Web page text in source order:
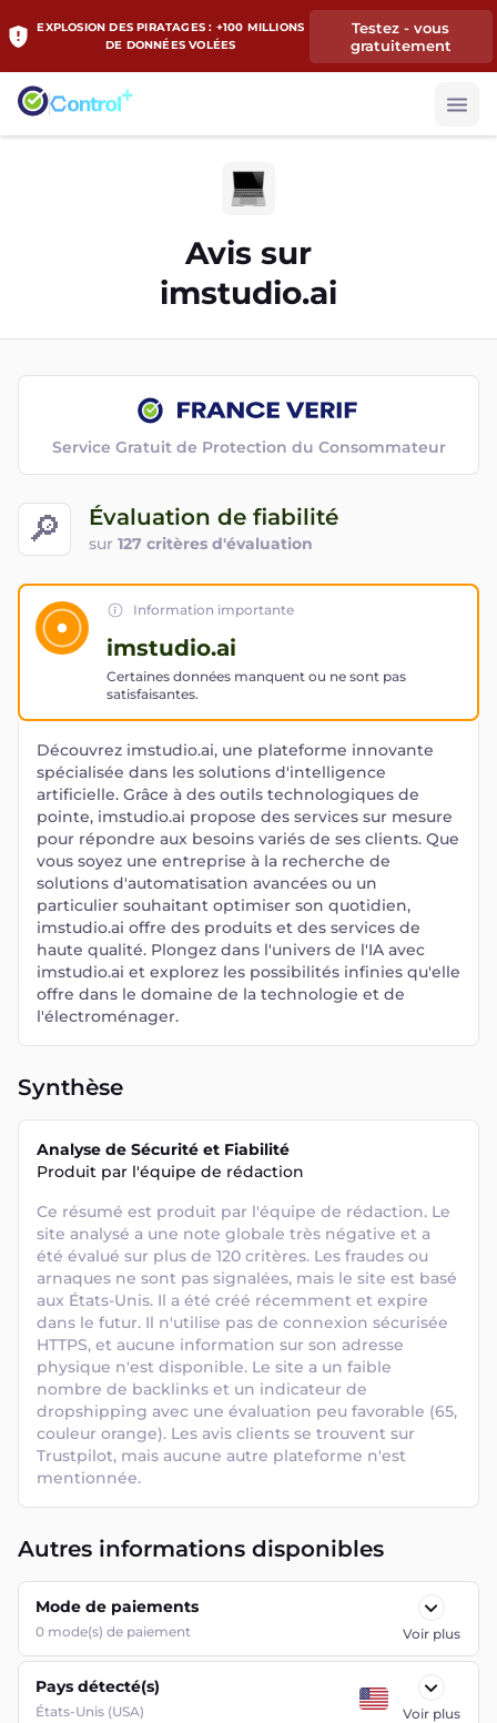
EXPLOSION DES PIRATAGES : +100 MILLIONS
DE DONNÉES VOLÉES
Testez - vous
gratuitement
Avis sur
imstudio.ai
🔎 Évaluation de fiabilité
sur 127 critères d'évaluation
Service Gratuit de Protection du Consommateur
Information importante
imstudio.ai
Certaines données manquent ou ne sont pas
satisfaisantes.
Découvrez imstudio.ai, une plateforme innovante
spécialisée dans les solutions d'intelligence
artificielle. Grâce à des outils technologiques de
pointe, imstudio.ai propose des services sur mesure
pour répondre aux besoins variés de ses clients. Que
vous soyez une entreprise à la recherche de
solutions d'automatisation avancées ou un
particulier souhaitant optimiser son quotidien,
imstudio.ai offre des produits et des services de
haute qualité. Plongez dans l'univers de l'IA avec
imstudio.ai et explorez les possibilités infinies qu'elle
offre dans le domaine de la technologie et de
l'électroménager.
Synthèse
Analyse de Sécurité et Fiabilité
Produit par l'équipe de rédaction
Ce résumé est produit par l'équipe de rédaction. Le
site analysé a une note globale très négative et a
été évalué sur plus de 120 critères. Les fraudes ou
arnaques ne sont pas signalées, mais le site est basé
aux États-Unis. Il a été créé récemment et expire
dans le futur. Il n'utilise pas de connexion sécurisée
HTTPS, et aucune information sur son adresse
physique n'est disponible. Le site a un faible
nombre de backlinks et un indicateur de
dropshipping avec une évaluation peu favorable (65,
couleur orange). Les avis clients se trouvent sur
Trustpilot, mais aucune autre plateforme n'est
mentionnée.
Autres informations disponibles
Mode de paiements
0 mode(s) de paiement Voir plus
Pays détecté(s)
États-Unis (USA) Voir plus